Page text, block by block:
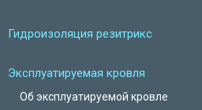
Гидроизоляция резитрикс
Эксплуатируемая кровля
Об эксплуатируемой кровле